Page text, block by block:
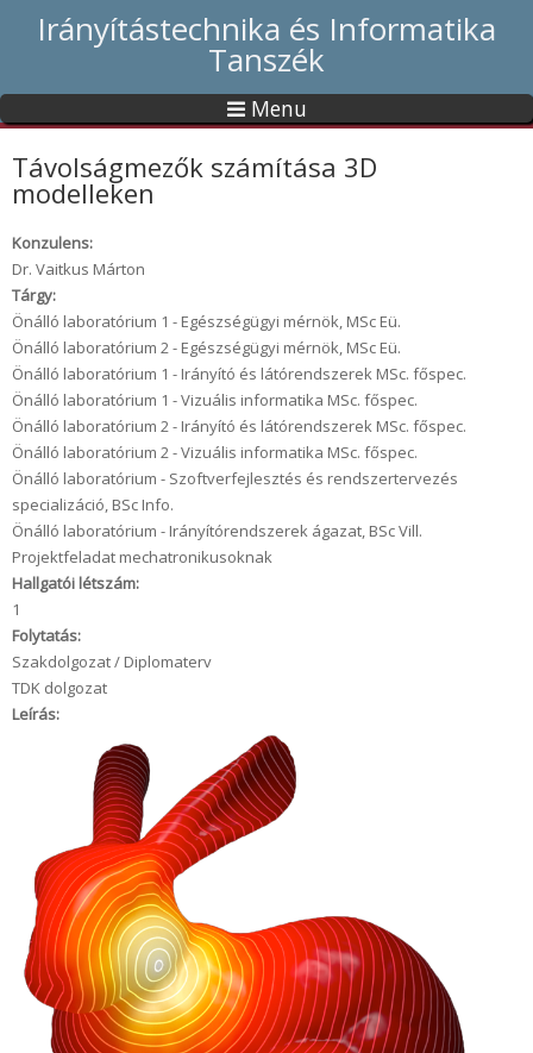
Irányítástechnika és Informatika
Tanszék
Menu
Távolságmezők számítása 3D
modelleken
Konzulens:
Dr. Vaitkus Márton
Tárgy:
Önálló laboratórium 1 - Egészségügyi mérnök, MSc Eü.
Önálló laboratórium 2 - Egészségügyi mérnök, MSc Eü.
Önálló laboratórium 1 - Irányító és látórendszerek MSc. főspec.
Önálló laboratórium 1 - Vizuális informatika MSc. főspec.
Önálló laboratórium 2 - Irányító és látórendszerek MSc. főspec.
Önálló laboratórium 2 - Vizuális informatika MSc. főspec.
Önálló laboratórium - Szoftverfejlesztés és rendszertervezés
specializáció, BSc Info.
Önálló laboratórium - Irányítórendszerek ágazat, BSc Vill.
Projektfeladat mechatronikusoknak
Hallgatói létszám:
1
Folytatás:
Szakdolgozat / Diplomaterv
TDK dolgozat
Leírás: